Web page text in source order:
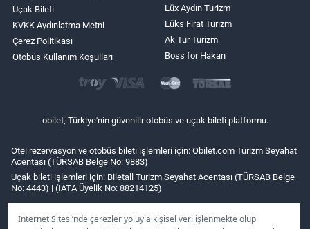
İnternet Sitesi’nde çerezler yoluyla kişisel veri işlenmekte olup
Uçak Bileti
KVKK Aydınlatma Metni
Çerez Politikası
Otobüs Kullanım Koşulları
Lüx Aydın Turizm
Lüks Fırat Turizm
Ak Tur Turizm
Boss for Hakan
obilet, Türkiye'nin güvenilir otobüs ve uçak bileti platformu.
Otel rezervasyon ve otobüs bileti işlemleri için: Obilet.com Turizm Seyahat
Acentası (TÜRSAB Belge No: 9883)
Uçak bileti işlemleri için: Biletall Turizm Seyahat Acentası (TÜRSAB Belge
No: 4443) | (IATA Üyelik No: 88214125)